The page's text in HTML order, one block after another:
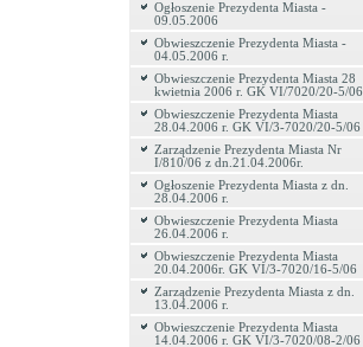
Ogłoszenie Prezydenta Miasta -
09.05.2006
Obwieszczenie Prezydenta Miasta -
04.05.2006 r.
Obwieszczenie Prezydenta Miasta 28
kwietnia 2006 r. GK VI/7020/20-5/06
Obwieszczenie Prezydenta Miasta
28.04.2006 r. GK VI/3-7020/20-5/06
Zarządzenie Prezydenta Miasta Nr
I/810/06 z dn.21.04.2006r.
Ogłoszenie Prezydenta Miasta z dn.
28.04.2006 r.
Obwieszczenie Prezydenta Miasta
26.04.2006 r.
Obwieszczenie Prezydenta Miasta
20.04.2006r. GK VI/3-7020/16-5/06
Zarządzenie Prezydenta Miasta z dn.
13.04.2006 r.
Obwieszczenie Prezydenta Miasta
14.04.2006 r. GK VI/3-7020/08-2/06